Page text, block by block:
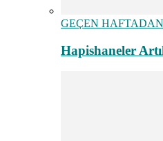
GEÇEN HAFTADAN
Hapishaneler